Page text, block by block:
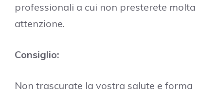
professionali a cui non presterete molta
attenzione.
Consiglio:
Non trascurate la vostra salute e forma